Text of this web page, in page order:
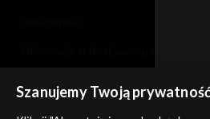
Szanujemy Twoją